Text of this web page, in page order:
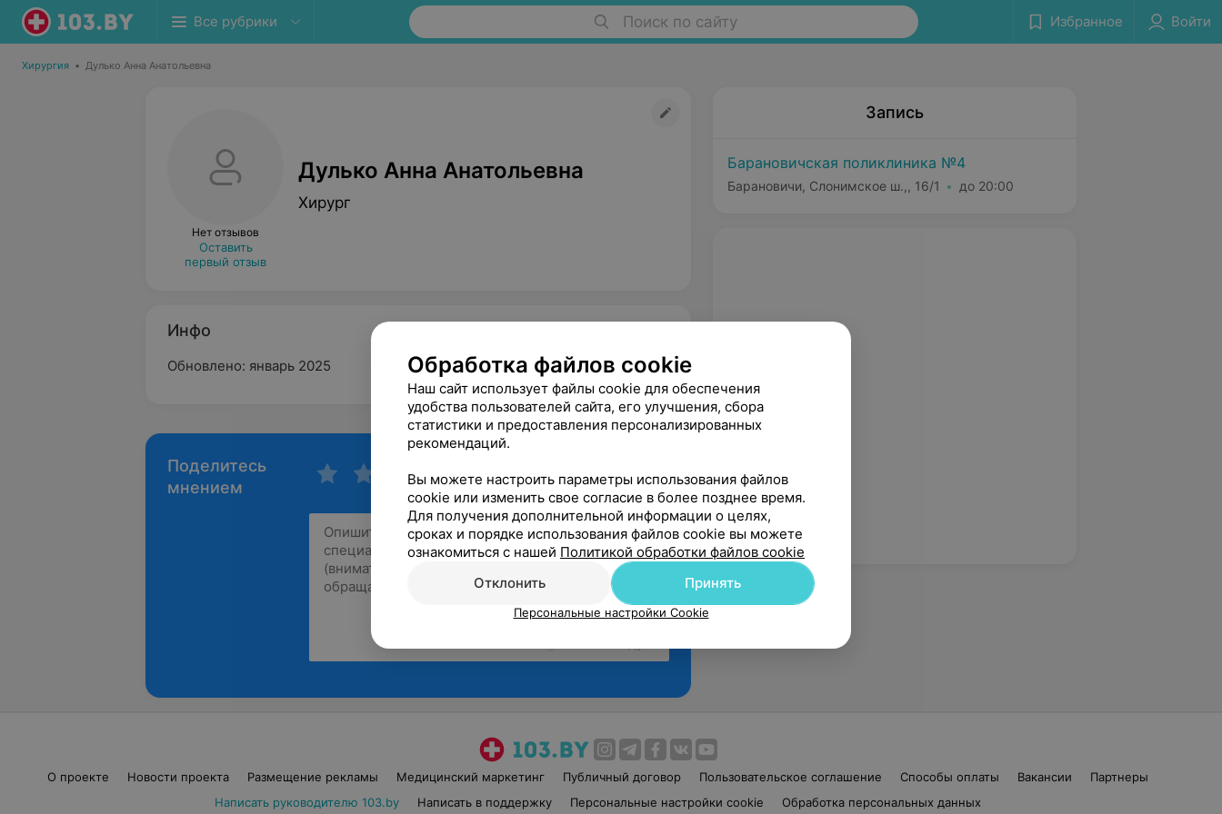
Все рубрики Поиск по сайту Избранное Войти
Хирургия • Дулько Анна Анатольевна
Нет отзывов
Оставить
первый отзыв
Дулько Анна Анатольевна
Хирург
Инфо
Обновлено: январь 2025
Поделитесь
мнением
Запись
Барановичская поликлиника №4
Барановичи, Слонимское ш.,, 16/1 до 20:00
О проекте Новости проекта Размещение рекламы Медицинский маркетинг Публичный договор Пользовательское соглашение Способы оплаты Вакансии
Партнеры
Написать руководителю 103.by
Написать в поддержку Персональные настройки cookie Обработка персональных данных
Обработка файлов cookie
Наш сайт использует файлы cookie для обеспечения
удобства пользователей сайта, его улучшения, сбора
статистики и предоставления персонализированных
рекомендаций.
Вы можете настроить параметры использования файлов
cookie или изменить свое согласие в более позднее время.
Для получения дополнительной информации о целях,
сроках и порядке использования файлов cookie вы можете
ознакомиться с нашей Политикой обработки файлов cookie
Отклонить
Принять
Персональные настройки Cookie